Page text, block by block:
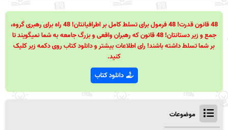
48 قانون قدرت! 48 فرمول برای تسلط کامل بر اطرافیانتان! 48 راه برای رهبری گروه،
جمع و زیر دستانتان! 48 قانون که رهبران واقعی و بزرگ جامعه به شما نمیگویند تا
بر شما تسلط داشته باشند! رای اطلاعات بیشتر و دانلود کتاب روی دکمه زیر کلیک
کنید.
دانلود کتاب
موضوعات